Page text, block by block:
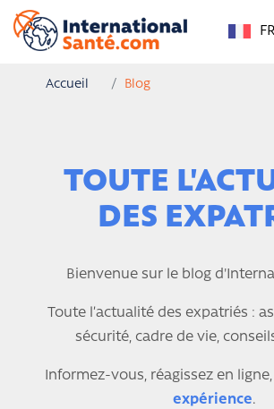
FR
Accueil Blog
TOUTE
DES
Bienvenue sur le blog
Toute l’actualité des expatriés :
sécurité, cadre de vie,
Informez-vous, réagissez en ligne,
expérience.